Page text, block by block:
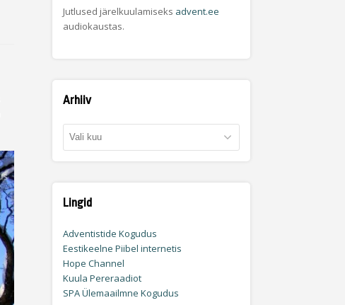
Jutlused järelkuulamiseks advent.ee
audiokaustas.
Arhiiv
Arhiiv
Lingid
Adventistide Kogudus
Eestikeelne Piibel internetis
Hope Channel
Kuula Pereraadiot
SPA Ülemaailmne Kogudus